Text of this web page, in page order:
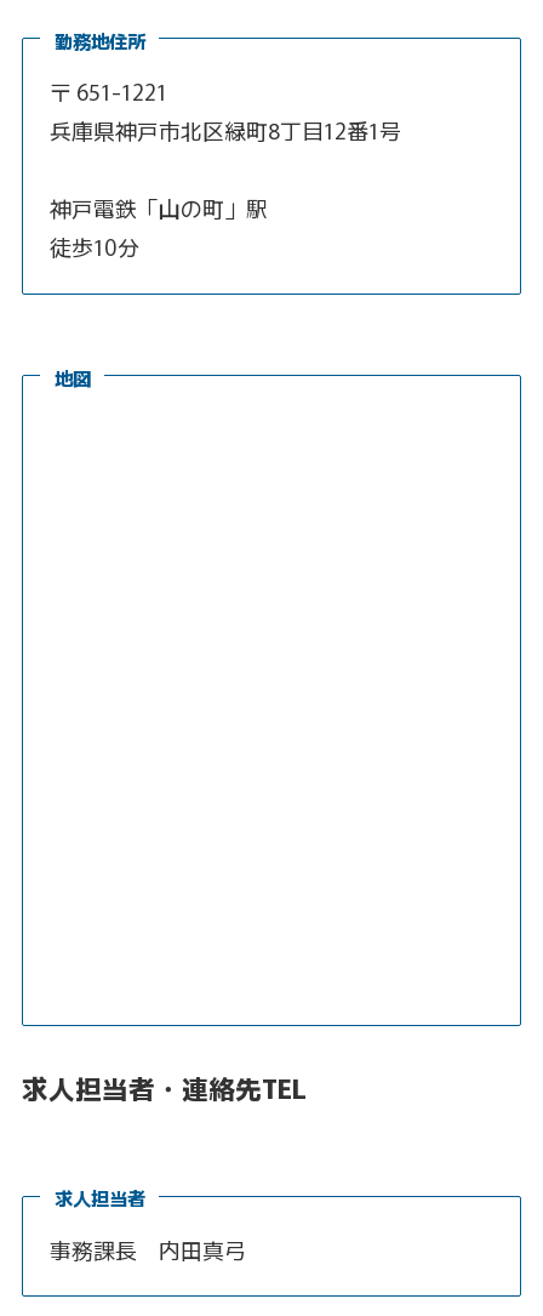
勤務地住所
〒 651-1221
兵庫県神戸市北区緑町8丁目12番1号
神戸電鉄「山の町」駅
徒歩10分
地図
求人担当者・連絡先TEL
求人担当者
事務課長 内田真弓